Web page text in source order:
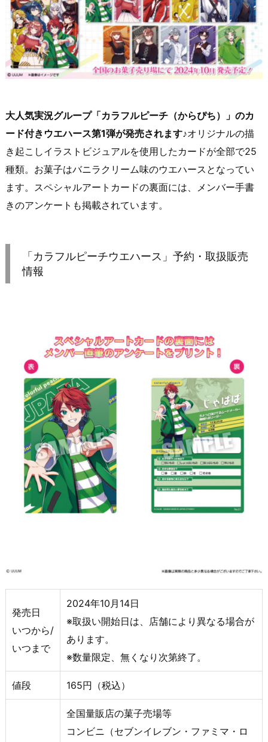
大人気実況グループ「カラフルピーチ（からぴち）」のカ
ード付きウエハース第1弾が発売されます♪オリジナルの描
き起こしイラストビジュアルを使用したカードが全部で25
種類。お菓子はバニラクリーム味のウエハースとなってい
ます。スペシャルアートカードの裏面には、メンバー手書
きのアンケートも掲載されています。
「カラフルピーチウエハース」予約・取扱販売
情報
発売日
いつから/
いつまで
2024年10月14日
※取扱い開始日は、店舗により異なる場合が
あります。
※数量限定、無くなり次第終了。
値段 165円（税込）
全国量販店の菓子売場等
コンビニ（セブンイレブン・ファミマ・ロ